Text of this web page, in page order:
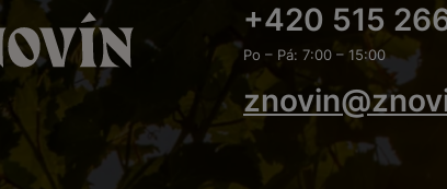
+420 515
Po – Pá: 7:00 – 15:00